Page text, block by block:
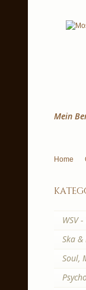
Mein
Home
WSV
Ska &
Soul,